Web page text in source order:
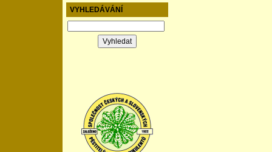
VYHLEDÁVÁNÍ